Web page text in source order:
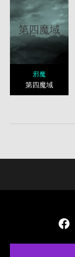
第四魔域
邪魔
第四魔域